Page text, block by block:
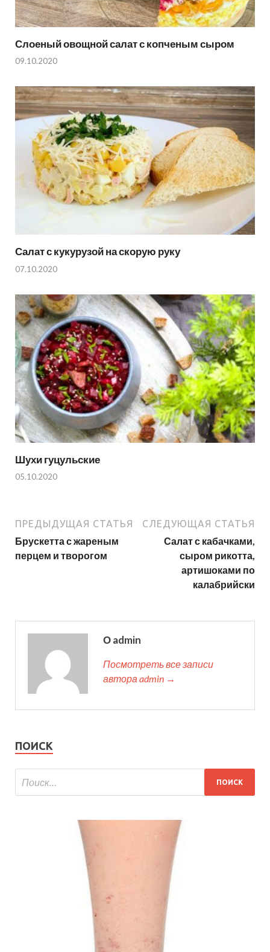
Слоеный овощной салат с копченым сыром
09.10.2020
Салат с кукурузой на скорую руку
07.10.2020
Шухи гуцульские
05.10.2020
ПРЕДЫДУЩАЯ СТАТЬЯ
Брускетта с жареным
перцем и творогом
СЛЕДУЮЩАЯ СТАТЬЯ
Салат с кабачками,
сыром рикотта,
артишоками по
калабрийски
О admin
Посмотреть все записи
автора admin →
ПОИСК